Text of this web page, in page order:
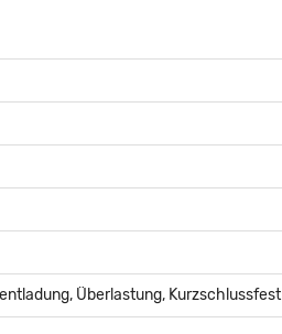
Überlastung, Kurzschlussfest